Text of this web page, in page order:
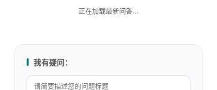
正在加载最新问答...
我有疑问：